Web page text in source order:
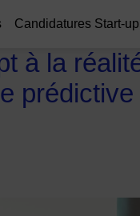
Candidatures Start-up
à la